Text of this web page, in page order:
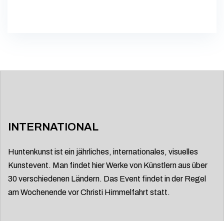
INTERNATIONAL
Huntenkunst ist ein jährliches, internationales, visuelles
Kunstevent. Man findet hier Werke von Künstlern aus über
30 verschiedenen Ländern. Das Event findet in der Regel
am Wochenende vor Christi Himmelfahrt statt.